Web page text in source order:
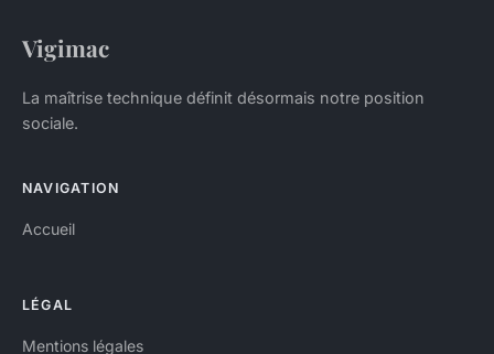
Vigimac
La maîtrise technique définit désormais notre position
sociale.
NAVIGATION
Accueil
LÉGAL
Mentions légales